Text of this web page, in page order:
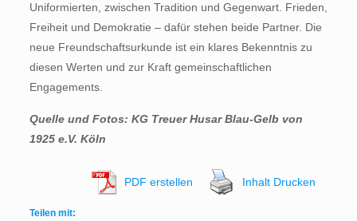
Uniformierten, zwischen Tradition und Gegenwart. Frieden,
Freiheit und Demokratie – dafür stehen beide Partner. Die
neue Freundschaftsurkunde ist ein klares Bekenntnis zu
diesen Werten und zur Kraft gemeinschaftlichen
Engagements.
Quelle und Fotos: KG Treuer Husar Blau-Gelb von
1925 e.V. Köln
PDF erstellen Inhalt Drucken
Teilen mit: